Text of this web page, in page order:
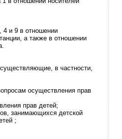
4 и 9 в отношении
а также в отношении
в частности,
осуществления прав
прав детей;
занимающихся детской
;